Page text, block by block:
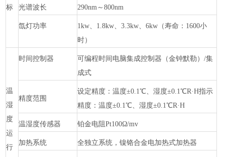
标 光谱波长 290nm～800nm
氙灯功率
1kw、1.8kw、3.3kw、6kw（寿命：1600小
时）
温
湿
度
运
行
时间控制器 可编程时间电脑集成控制器（金钟默勒）/集
成式
精度范围
设定精度：温度±0.1℃、湿度±0.1℃R·H指示
精度：温度±0.1℃、湿度±0.1℃R·H
温湿度传感器 铂金电阻Pt100Ω/mv
加热系统 全独立系统，镍铬合金电加热式加热器